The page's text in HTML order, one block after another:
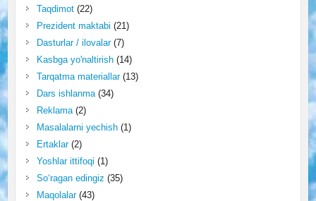
Taqdimot(22)
Prezident maktabi (21)
Dasturlar / ilovalar(7)
Kasbga yo'naltirish(14)
Tarqatma materiallar(13)
Dars ishlanma(34)
Reklama(2)
Masalalarni yechish(1)
Ertaklar(2)
Yoshlar ittifoqi (1)
So‘ragan edingiz (35)
Maqolalar(43)